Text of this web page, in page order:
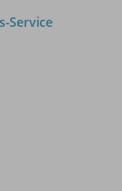
Service